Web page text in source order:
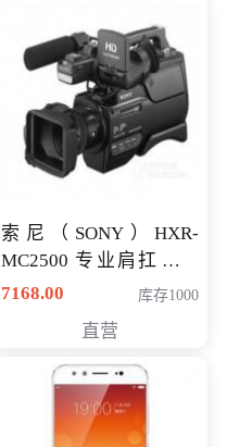
索尼（SONY）HXR-
MC2500 专业肩扛式存
储卡全高清摄录一体机
清入门级摄像机
7168.00 库存1000
直营